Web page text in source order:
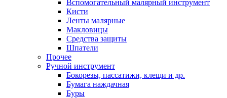
Вспомогательный малярный инструмент
Кисти
Ленты малярные
Макловицы
Средства защиты
Шпатели
Прочее
Ручной инструмент
Бокорезы, пассатижи, клещи и др.
Бумага наждачная
Буры